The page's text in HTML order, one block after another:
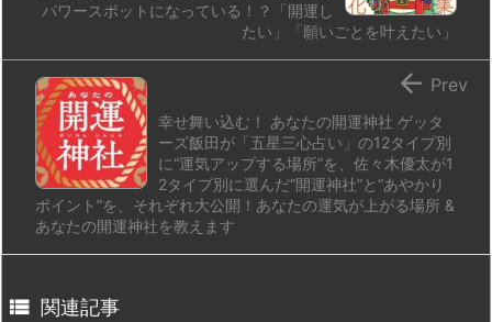
パワースポットになっている！？「開運し
たい」「願いごとを叶えたい」
幸せ舞い込む！ あなたの開運神社 ゲッタ
ーズ飯田が「五星三心占い」の12タイプ別
に“運気アップする場所”を、佐々木優太が1
2タイプ別に選んだ“開運神社”と“あやかり
ポイント”を、それぞれ大公開！あなたの運気が上がる場所 &
あなたの開運神社を教えます
 Prev
 関連記事